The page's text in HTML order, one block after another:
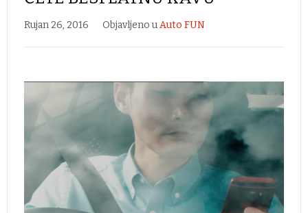
Rujan 26, 2016 Objavljeno uAuto FUN